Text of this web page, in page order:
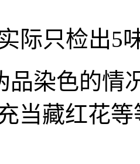
际只检出5
品染色的情
当藏红花等